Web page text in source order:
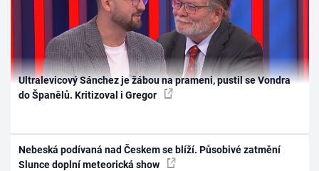
Ultralevicový Sánchez je žábou na prameni, pustil se Vondra
do Španělů. Kritizoval i Gregor
Nebeská podívaná nad Českem se blíží. Působivé zatmění
Slunce doplní meteorická show